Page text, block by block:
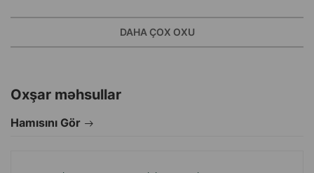
Lotok müxtəlif növ doldurucularla istifadə üçün uyğundur
və pişiyə gündəlik qulluq üçün rahat həll hesab olunur.
heyvanına rahatlıq, evdə isə təmizlik təmin edir.
İstehsal ölkəsi: Çin.
DAHA ÇOX OXU
Oxşar məhsullar
Hamısını Gör